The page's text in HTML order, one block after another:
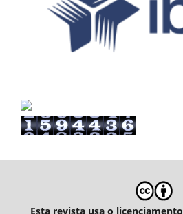
Esta revista usa o licenciamento